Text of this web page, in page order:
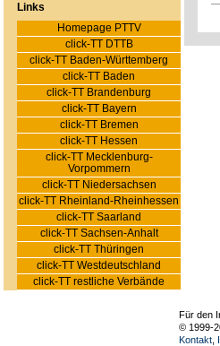
Links
Homepage PTTV
click-TT DTTB
click-TT Baden-Württemberg
click-TT Baden
click-TT Brandenburg
click-TT Bayern
click-TT Bremen
click-TT Hessen
click-TT Mecklenburg-
Vorpommern
click-TT Niedersachsen
click-TT Rheinland-Rheinhessen
click-TT Saarland
click-TT Sachsen-Anhalt
click-TT Thüringen
click-TT Westdeutschland
click-TT restliche Verbände
Für den
© 1999-
Kontakt